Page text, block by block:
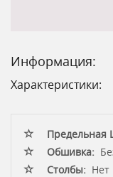
Информация:
Характеристики:
Предельная
Обшивка:
Столбы: Нет